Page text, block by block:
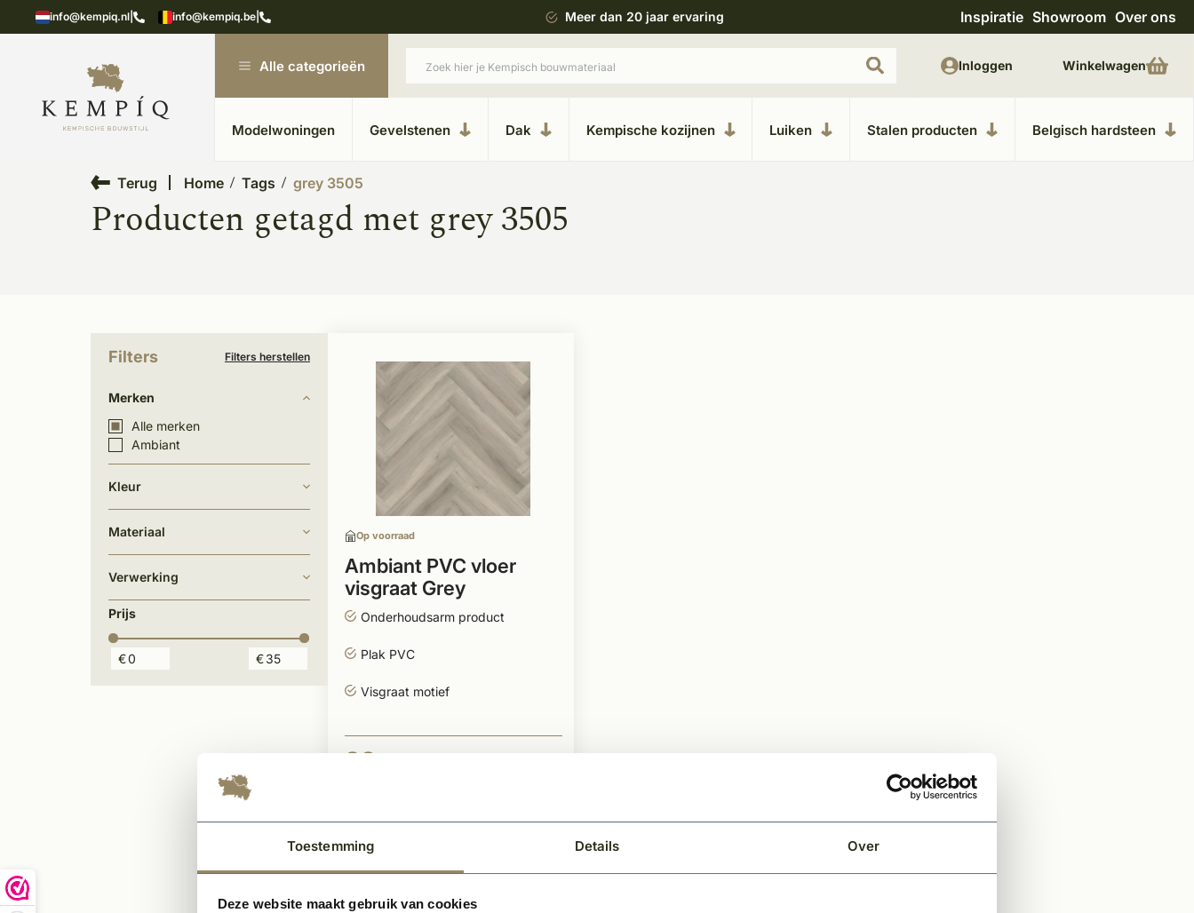
Toestemming Details Over
Deze website maakt gebruik van cookies
info@kempiq.nl info@kempiq.be
in Kesteren Unieke materialen in kempische bouwstijl Meer dan 20 jaar ervaring Uitgebreide showroom in Kesteren Unieke
Inspiratie Showroom Over ons
Alle categorieën
Modelwoningen Gevelstenen Dak Kempische kozijnen Luiken Stalen producten Belgisch hardsteen
Inloggen Winkelwagen
Terug Home Tags grey 3505
Producten getagd met grey 3505
Filters Filters herstellen
Merken
Alle merken
Ambiant
Kleur
Materiaal
Verwerking
Prijs
€ €
Op voorraad
Ambiant PVC vloer
visgraat Grey
Onderhoudsarm product
Plak PVC
Visgraat motief
32,-